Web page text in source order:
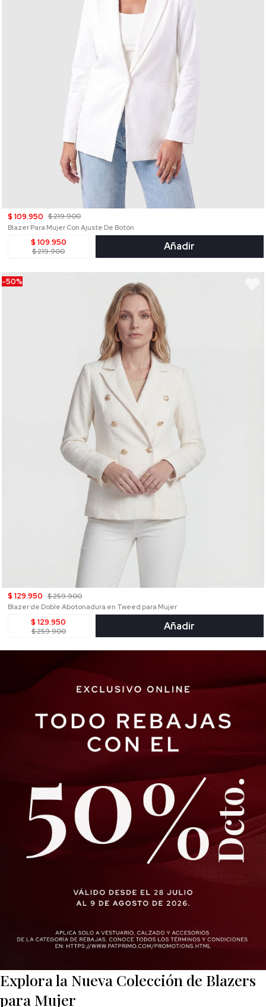
$ 109.950 $ 219.900
Blazer Para Mujer Con Ajuste De Botón
$ 109.950
$ 219.900 Añadir
-50%
$ 129.950 $ 259.900
Blazer de Doble Abotonadura en Tweed para Mujer
$ 129.950
$ 259.900 Añadir
Explora la Nueva Colección de Blazers
para Mujer